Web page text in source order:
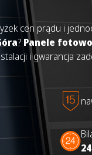
cen prądu i
? Panele
i gwarancja